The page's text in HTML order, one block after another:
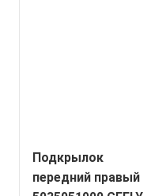
Подкрылок
передний правый